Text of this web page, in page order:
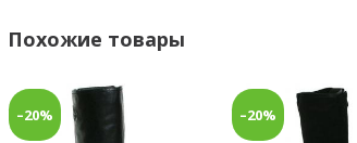
Похожие товары
–20% –20%